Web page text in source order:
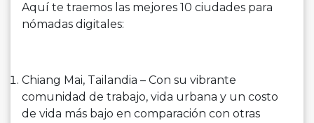
Aquí te traemos las mejores 10 ciudades para
nómadas digitales:
Chiang Mai, Tailandia – Con su vibrante
comunidad de trabajo, vida urbana y un costo
de vida más bajo en comparación con otras